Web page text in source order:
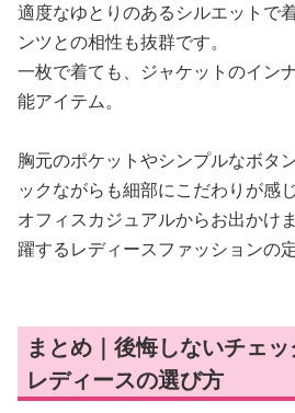
適度なゆとりのあるシルエットで
ンツとの相性も抜群です。
一枚で着ても、ジャケットのイン
能アイテム。
胸元のポケットやシンプルなボタ
ックながらも細部にこだわりが感
オフィスカジュアルからお出かけ
躍するレディースファッションの
まとめ｜後悔しないチェ
レディースの選び方